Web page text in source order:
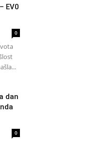
EV0
0
dan
0